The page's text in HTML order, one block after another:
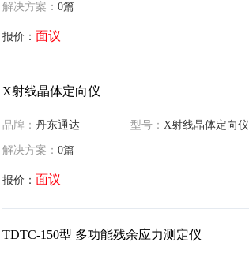
解决方案： 0篇
报价： 面议
X射线晶体定向仪
品牌： 丹东通达 型号： X射线晶体定向仪
解决方案： 0篇
报价： 面议
TDTC-150型 多功能残余应力测定仪